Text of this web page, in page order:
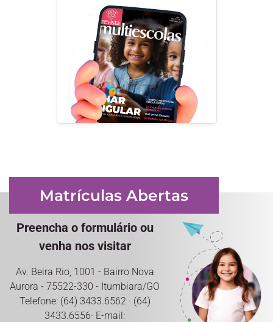
Matrículas Abertas
Preencha o formulário ou
venha nos visitar
Av. Beira Rio, 1001 - Bairro Nova
Aurora - 75522-330 - Itumbiara/GO
Telefone: (64) 3433.6562 · (64)
3433.6556· E-mail: